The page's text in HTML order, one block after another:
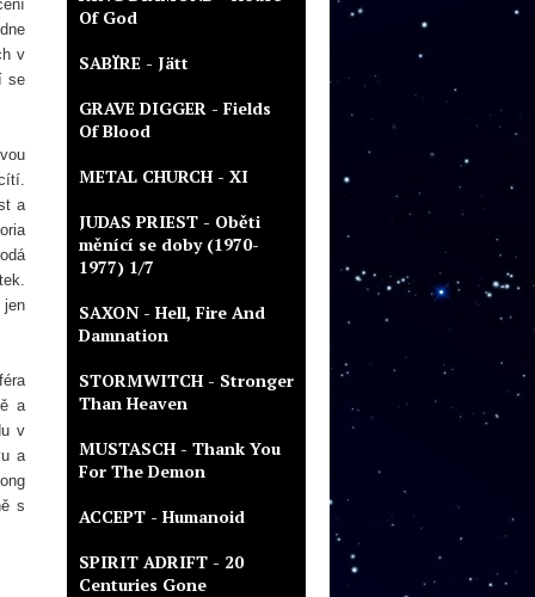
v
se
a
jen
a
v
a
s
Of God
SABÏRE - Jätt
GRAVE DIGGER - Fields
Of Blood
METAL CHURCH - XI
JUDAS PRIEST - Oběti
měnící se doby (1970-
1977) 1/7
SAXON - Hell, Fire And
Damnation
STORMWITCH - Stronger
Than Heaven
MUSTASCH - Thank You
For The Demon
ACCEPT - Humanoid
SPIRIT ADRIFT - 20
Centuries Gone